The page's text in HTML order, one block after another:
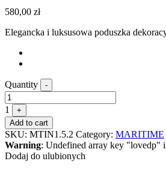
580,00 zł
Elegancka i luksusowa poduszka
Quantity -
1
+
Add to cart
SKU: MTIN1.5.2 Category: MARITIME
Warning: Undefined array key "lovedp"
Dodaj do ulubionych